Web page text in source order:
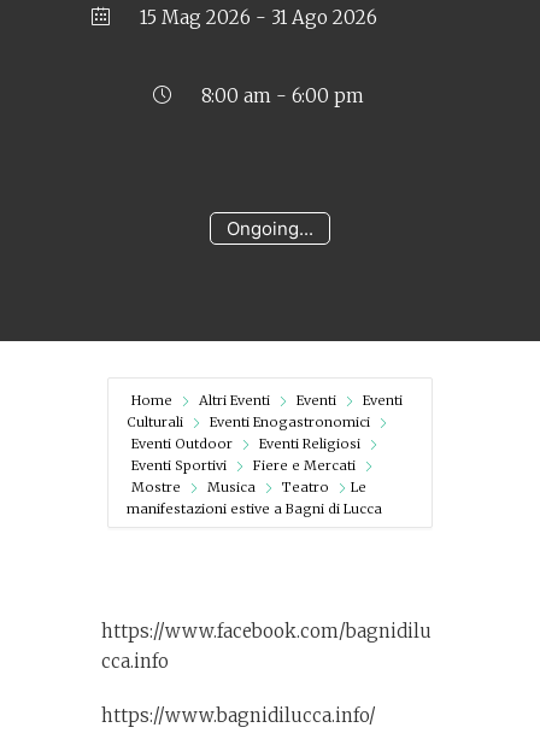
15 Mag 2026 - 31 Ago 2026
Ongoing...
8:00 am - 6:00 pm
Home Altri Eventi Eventi
Eventi
Culturali
Eventi Enogastronomici
Eventi Outdoor
Eventi Religiosi
Eventi Sportivi
Fiere e Mercati
Mostre
Musica Teatro
Le
manifestazioni estive a Bagni di Lucca
https://www.facebook.com/bagnidilu
cca.info
https://www.bagnidilucca.info/